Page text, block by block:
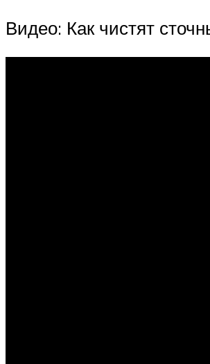
Видео: Как чистят